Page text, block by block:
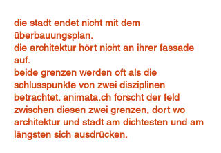
die stadt endet nicht mit dem
überbauungsplan.
die architektur hört nicht an ihrer fassade
auf.
beide grenzen werden oft als die
schlusspunkte von zwei disziplinen
betrachtet. animata.ch forscht der feld
zwischen diesen zwei grenzen, dort wo
architektur und stadt am dichtesten und am
längsten sich ausdrücken.